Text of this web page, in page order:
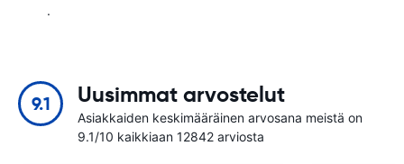
.
9.1 Uusimmat arvostelut
Asiakkaiden keskimääräinen arvosana meistä on
9.1/10 kaikkiaan 12842 arviosta